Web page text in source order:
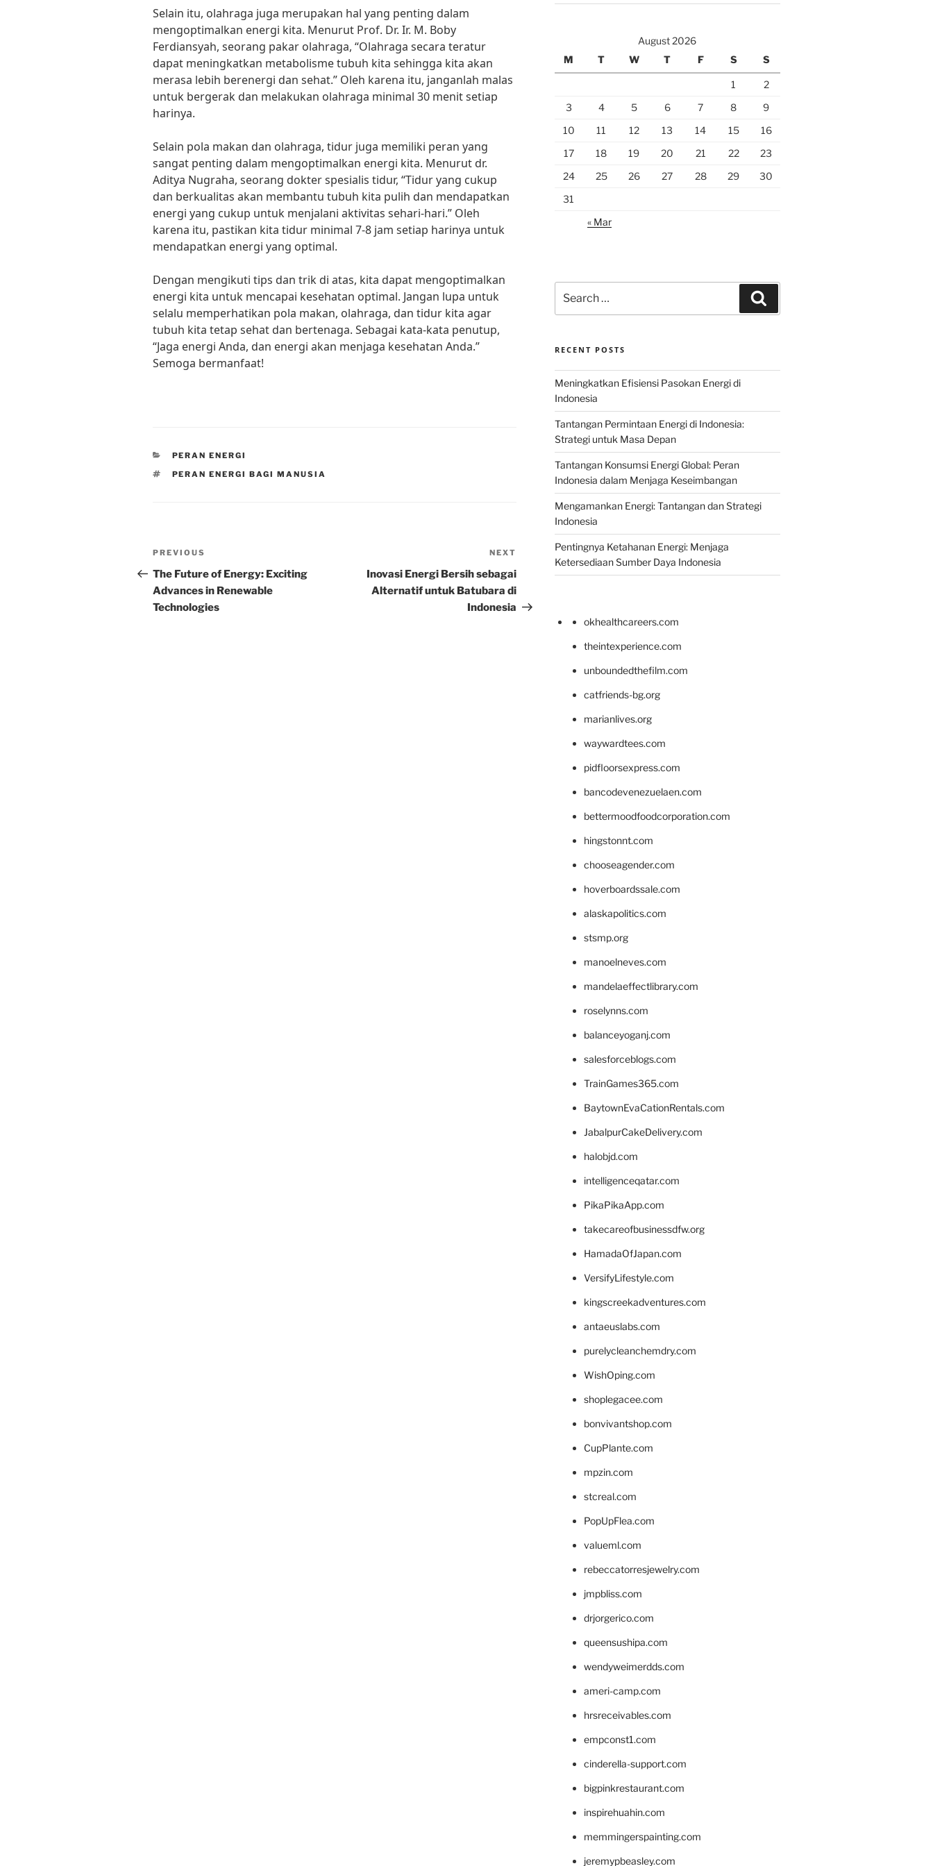
Selain itu, olahraga juga merupakan hal yang penting dalam
mengoptimalkan energi kita. Menurut Prof. Dr. Ir. M. Boby
Ferdiansyah, seorang pakar olahraga, “Olahraga secara teratur
dapat meningkatkan metabolisme tubuh kita sehingga kita akan
merasa lebih berenergi dan sehat.” Oleh karena itu, janganlah malas
untuk bergerak dan melakukan olahraga minimal 30 menit setiap
harinya.
Selain pola makan dan olahraga, tidur juga memiliki peran yang
sangat penting dalam mengoptimalkan energi kita. Menurut dr.
Aditya Nugraha, seorang dokter spesialis tidur, “Tidur yang cukup
dan berkualitas akan membantu tubuh kita pulih dan mendapatkan
energi yang cukup untuk menjalani aktivitas sehari-hari.” Oleh
karena itu, pastikan kita tidur minimal 7-8 jam setiap harinya untuk
mendapatkan energi yang optimal.
Dengan mengikuti tips dan trik di atas, kita dapat mengoptimalkan
energi kita untuk mencapai kesehatan optimal. Jangan lupa untuk
selalu memperhatikan pola makan, olahraga, dan tidur kita agar
tubuh kita tetap sehat dan bertenaga. Sebagai kata-kata penutup,
“Jaga energi Anda, dan energi akan menjaga kesehatan Anda.”
Semoga bermanfaat!
CATEGORIES
PERAN ENERGI
TAGS
PERAN ENERGI BAGI MANUSIA
Post
navigation
Previous
Post
PREVIOUS
The Future of Energy: Exciting
Advances in Renewable
Technologies
Post
NEXT
Inovasi Energi Bersih sebagai
Alternatif untuk Batubara di
Indonesia
August 2026
M
T W T F S S
1
2
3
4 5 6 7 8
9
10
11 12 13 14 15
16
17
18 19 20 21 22
23
24
25 26 27 28 29
30
31
« Mar
for:
RECENT POSTS
Meningkatkan Efisiensi Pasokan Energi di
Indonesia
Tantangan Permintaan Energi di Indonesia:
Strategi untuk Masa Depan
Tantangan Konsumsi Energi Global: Peran
Indonesia dalam Menjaga Keseimbangan
Mengamankan Energi: Tantangan dan Strategi
Indonesia
Pentingnya Ketahanan Energi: Menjaga
Ketersediaan Sumber Daya Indonesia
okhealthcareers.com
theintexperience.com
unboundedthefilm.com
catfriends-bg.org
marianlives.org
waywardtees.com
pidfloorsexpress.com
bancodevenezuelaen.com
bettermoodfoodcorporation.com
hingstonnt.com
chooseagender.com
hoverboardssale.com
alaskapolitics.com
stsmp.org
manoelneves.com
mandelaeffectlibrary.com
roselynns.com
balanceyoganj.com
salesforceblogs.com
TrainGames365.com
BaytownEvaCationRentals.com
JabalpurCakeDelivery.com
halobjd.com
intelligenceqatar.com
PikaPikaApp.com
takecareofbusinessdfw.org
HamadaOfJapan.com
VersifyLifestyle.com
kingscreekadventures.com
antaeuslabs.com
purelycleanchemdry.com
WishOping.com
shoplegacee.com
bonvivantshop.com
CupPlante.com
mpzin.com
stcreal.com
PopUpFlea.com
valueml.com
rebeccatorresjewelry.com
jmpbliss.com
drjorgerico.com
queensushipa.com
wendyweimerdds.com
ameri-camp.com
hrsreceivables.com
empconst1.com
cinderella-support.com
bigpinkrestaurant.com
inspirehuahin.com
memmingerspainting.com
jeremypbeasley.com